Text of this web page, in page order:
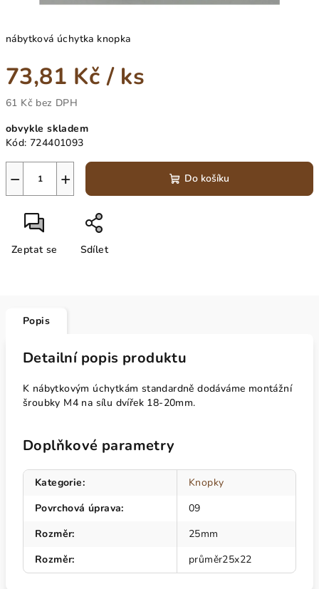
nábytková úchytka knopka
73,81 Kč/ ks
61 Kč bez DPH
cena:
obvykle skladem
Kód: 724401093
+
− Do košíku
Zeptat se Sdílet
Popis
Detailní popis produktu
K nábytkovým úchytkám standardně dodáváme montážní
šroubky M4 na sílu dvířek 18-20mm.
Doplňkové parametry
Kategorie:
Knopky
Povrchová úprava:
09
Rozměr:
25mm
Rozměr: průměr25x22